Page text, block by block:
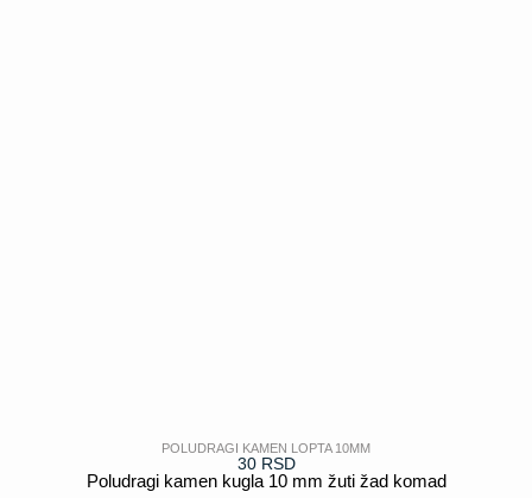
POLUDRAGI KAMEN LOPTA 10MM
30 RSD
Poludragi kamen kugla 10 mm žuti žad komad